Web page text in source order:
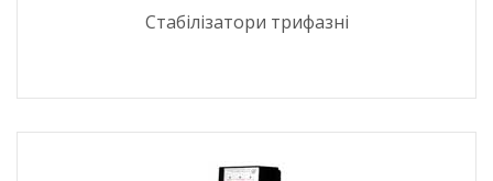
Стабілізатори трифазні